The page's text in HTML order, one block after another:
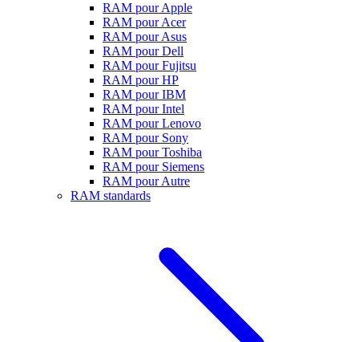
RAM pour Apple
RAM pour Acer
RAM pour Asus
RAM pour Dell
RAM pour Fujitsu
RAM pour HP
RAM pour IBM
RAM pour Intel
RAM pour Lenovo
RAM pour Sony
RAM pour Toshiba
RAM pour Siemens
RAM pour Autre
RAM standards